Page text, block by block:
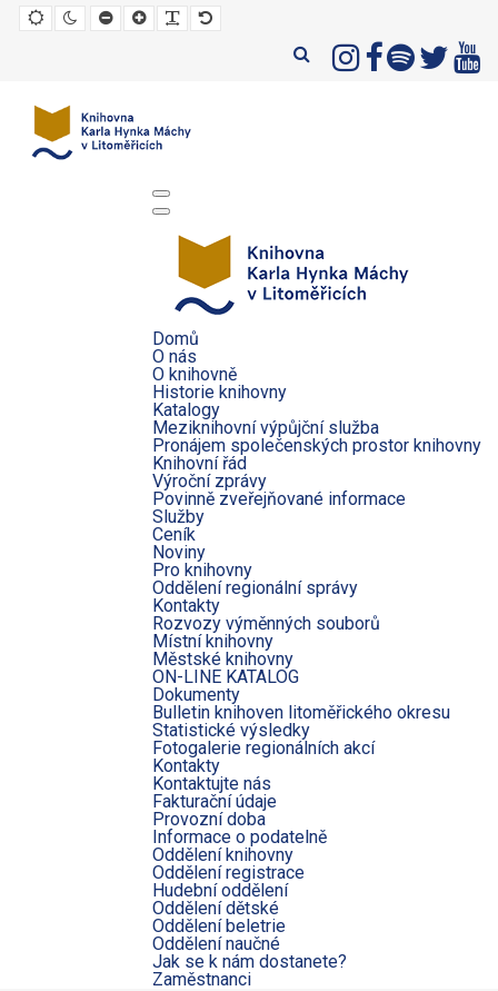
Default
mode
Night
mode
Set
smaller
Set
larger
Make
font
Set
default
Domů
O nás
O knihovně
Historie knihovny
Katalogy
Meziknihovní výpůjční služba
Pronájem společenských prostor knihovny
Knihovní řád
Výroční zprávy
Povinně zveřejňované informace
Služby
Ceník
Noviny
Pro knihovny
Oddělení regionální správy
Kontakty
Rozvozy výměnných souborů
Místní knihovny
Městské knihovny
ON-LINE KATALOG
Dokumenty
Bulletin knihoven litoměřického okresu
Statistické výsledky
Fotogalerie regionálních akcí
Kontakty
Kontaktujte nás
Fakturační údaje
Provozní doba
Informace o podatelně
Oddělení knihovny
Oddělení registrace
Hudební oddělení
Oddělení dětské
Oddělení beletrie
Oddělení naučné
Jak se k nám dostanete?
Zaměstnanci